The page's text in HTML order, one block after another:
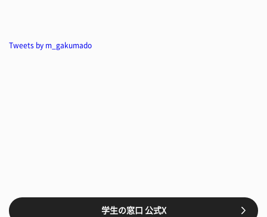
Tweets by m_gakumado
学生の窓口 公式X